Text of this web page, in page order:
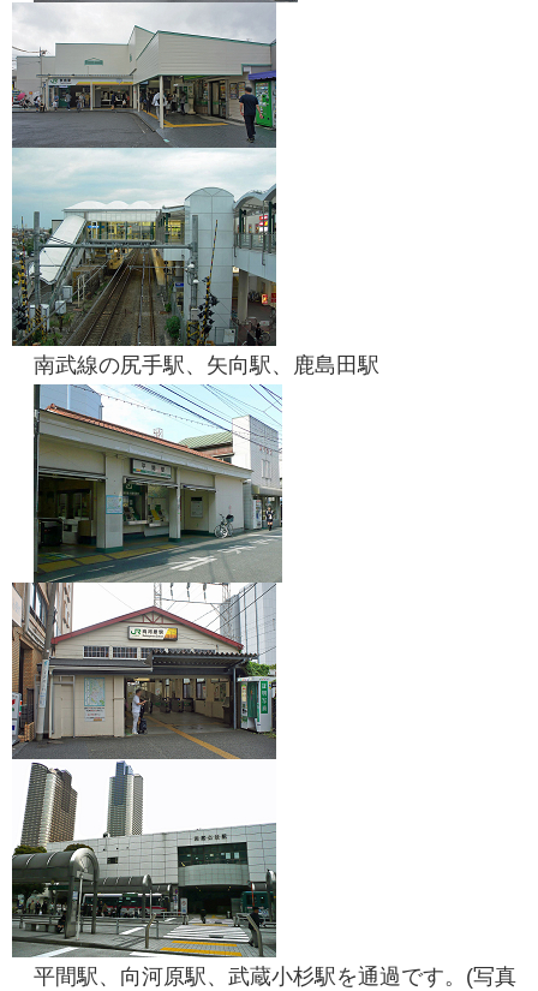
南武線の尻手駅、矢向駅、鹿島田駅
平間駅、向河原駅、武蔵小杉駅を通過です。(写真